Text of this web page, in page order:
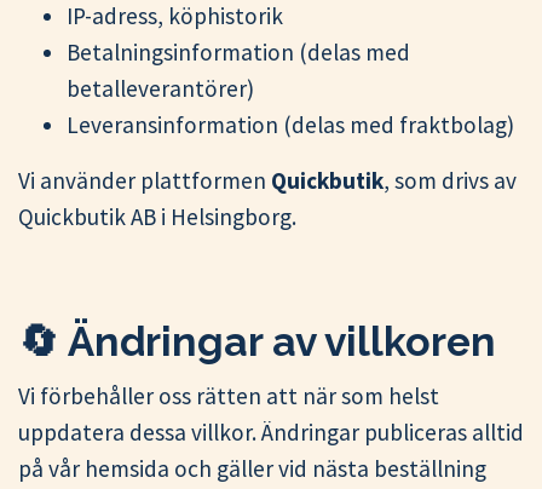
IP-adress, köphistorik
Betalningsinformation (delas med
betalleverantörer)
Leveransinformation (delas med fraktbolag)
Vi använder plattformen Quickbutik, som drivs av
Quickbutik AB i Helsingborg.
🔄 Ändringar av villkoren
Vi förbehåller oss rätten att när som helst
uppdatera dessa villkor. Ändringar publiceras alltid
på vår hemsida och gäller vid nästa beställning